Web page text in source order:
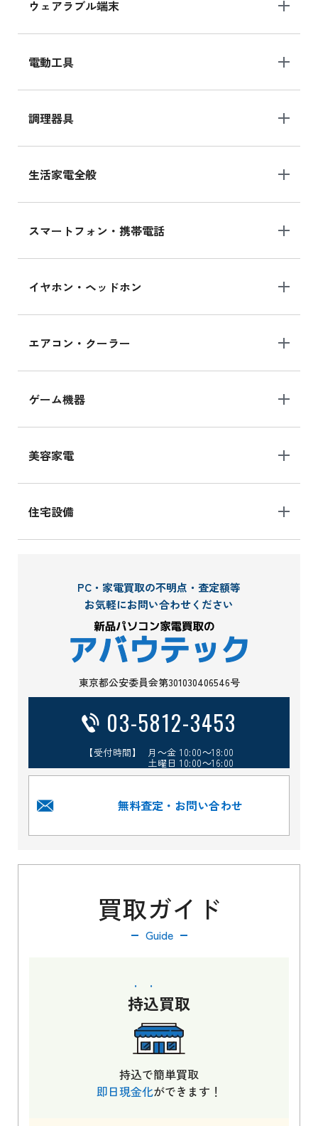
ウェアラブル端末
電動工具
調理器具
生活家電全般
スマートフォン・携帯電話
イヤホン・ヘッドホン
エアコン・クーラー
ゲーム機器
美容家電
住宅設備
PC・家電買取の不明点・査定額等
お気軽にお問い合わせください
東京都公安委員会第301030406546号
03-5812-3453
【受付時間】 月～金 10:00～18:00
土曜日 10:00～16:00
無料査定・お問い合わせ
買取ガイド
Guide
持込買取
持込で簡単買取
即日現金化ができます！